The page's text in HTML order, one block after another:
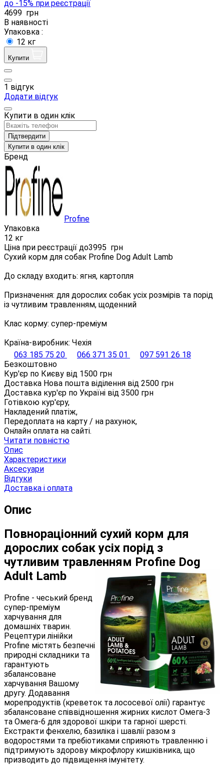
до -15% при реєстрації
4699 грн
В наявності
Упаковка :
12 кг
Купити
1 відгук
Додати відгук
Купити в один клік
Підтвердити
Купити в один клік
Бренд
Profine
Упаковка
12 кг
Ціна при реєстрації до3995 грн
Сухий корм для собак Profine Dog Adult Lamb
До складу входить: ягня, картопля
Призначення: для дорослих собак усіх розмірів та порід
із чутливим травленням, щоденний
Клас корму: супер-преміум
Країна-виробник: Чехія
063 185 75 20
066 371 35 01
097 591 26 18
Безкоштовно
Кур'єр по Києву від 1500 грн
Доставка Нова пошта віділення від 2500 грн
Доставка кур'єр по Україні від 3500 грн
Готівкою кур'єру,
Накладений платіж,
Передоплата на карту / на рахунок,
Онлайн оплата на сайті.
Читати повністю
Опис
Характеристики
Аксесуари
Відгуки
Доставка і оплата
Опис
Повнораціонний сухий корм для
дорослих собак усіх порід з
чутливим травленням Profine Dog
Adult Lamb
Profine - чеський бренд
супер-преміум
харчування для
домашніх тварин.
Рецептури лінійки
Profine містять безпечні
природні складники та
гарантують
збалансоване
харчування Вашому
другу. Додавання
морепродуктів (креветок та лососевої олії) гарантує
збалансоване співвідношення жирних кислот Омега-3
та Омега-6 для здорової шкіри та гарної шерсті.
Екстракти фенхелю, базиліка і шавлії разом з
водоростями та пребіотиками сприяють травленню і
підтримують здорову мікрофлору кишківника, що
призводить до підвищення імунітету.